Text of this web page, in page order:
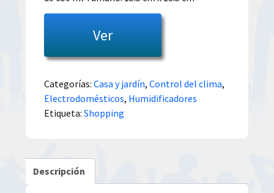
Ver
Categorías:Casa y jardín,Control del clima,
Electrodomésticos, Humidificadores
Etiqueta:Shopping
Descripción